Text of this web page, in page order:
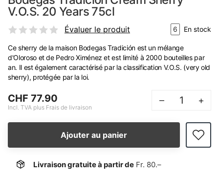
V.O.S. 20 Years 75cl
Évaluer le produit 6 En stock
Ce sherry de la maison Bodegas Tradición est un mélange
d'Oloroso et de Pedro Ximénez et est limité à 2000 bouteilles par
an. Il est également caractérisé par la classification V.O.S. (very old
sherry), protégée par la loi.
CHF 77.90
Incl. TVA plus Frais de livraison
– +
Ajouter au panier
Livraison gratuite à partir de Fr. 80.–